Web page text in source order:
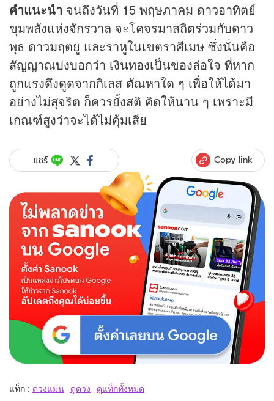
คำแนะนำ จนถึงวันที่ 15 พฤษภาคม ดาวอาทิตย์
ขุมพลังแห่งจักรวาล จะโคจรมาสถิตร่วมกับดาว
พุธ ดาวมฤตยู และราหูในเขตราศีเมษ ซึ่งนั่นคือ
สัญญาณบ่งบอกว่า เงินทองเป็นของล่อใจ ที่หาก
ถูกแรงดึงดูดจากกิเลส ตัณหาใด ๆ เพื่อให้ได้มา
อย่างไม่สุจริต ก็ควรยั้งสติ คิดให้นาน ๆ เพราะมี
เกณฑ์สูงว่าจะได้ไม่คุ้มเสีย
แชร์ Copy link
แท็ก : ดวงแม่น ดูดวง ดูแท็กทั้งหมด